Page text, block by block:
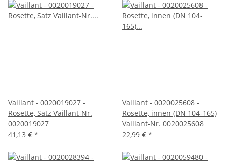
Vaillant - 0020019027 -
Rosette, Satz Vaillant-Nr.
0020019027
41,13 € *
Vaillant - 0020025608 -
Rosette, innen (DN 104-165)
Vaillant-Nr. 0020025608
22,99 € *